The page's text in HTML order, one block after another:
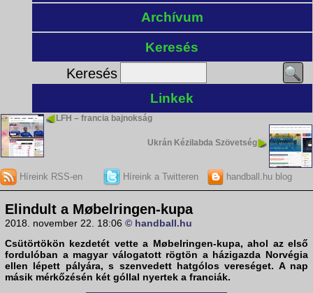
Archívum
Keresés
Keresés
Linkek
LFH – francia bajnokság
Ukrán Kézilabda Szövetség
Híreink RSS-en Híreink a Twitteren handball.hu blog
Elindult a Møbelringen-kupa
2018. november 22. 18:06 © handball.hu
Csütörtökön kezdetét vette a Møbelringen-kupa, ahol az első
fordulóban a magyar válogatott rögtön a házigazda Norvégia
ellen lépett pályára, s szenvedett hatgólos vereséget. A nap
másik mérkőzésén két góllal nyertek a franciák.